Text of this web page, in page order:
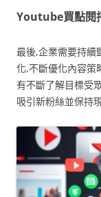
Youtube買點閱
最後,企業需要持續
化,不斷優化內容策
有不斷了解目標受
吸引新粉絲並保持